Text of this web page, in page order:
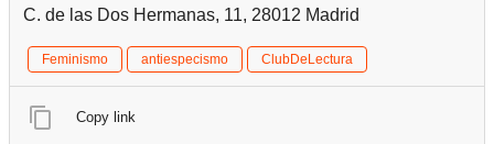
C. de las Dos Hermanas, 11, 28012 Madrid
Feminismo antiespecismo ClubDeLectura
Copy link